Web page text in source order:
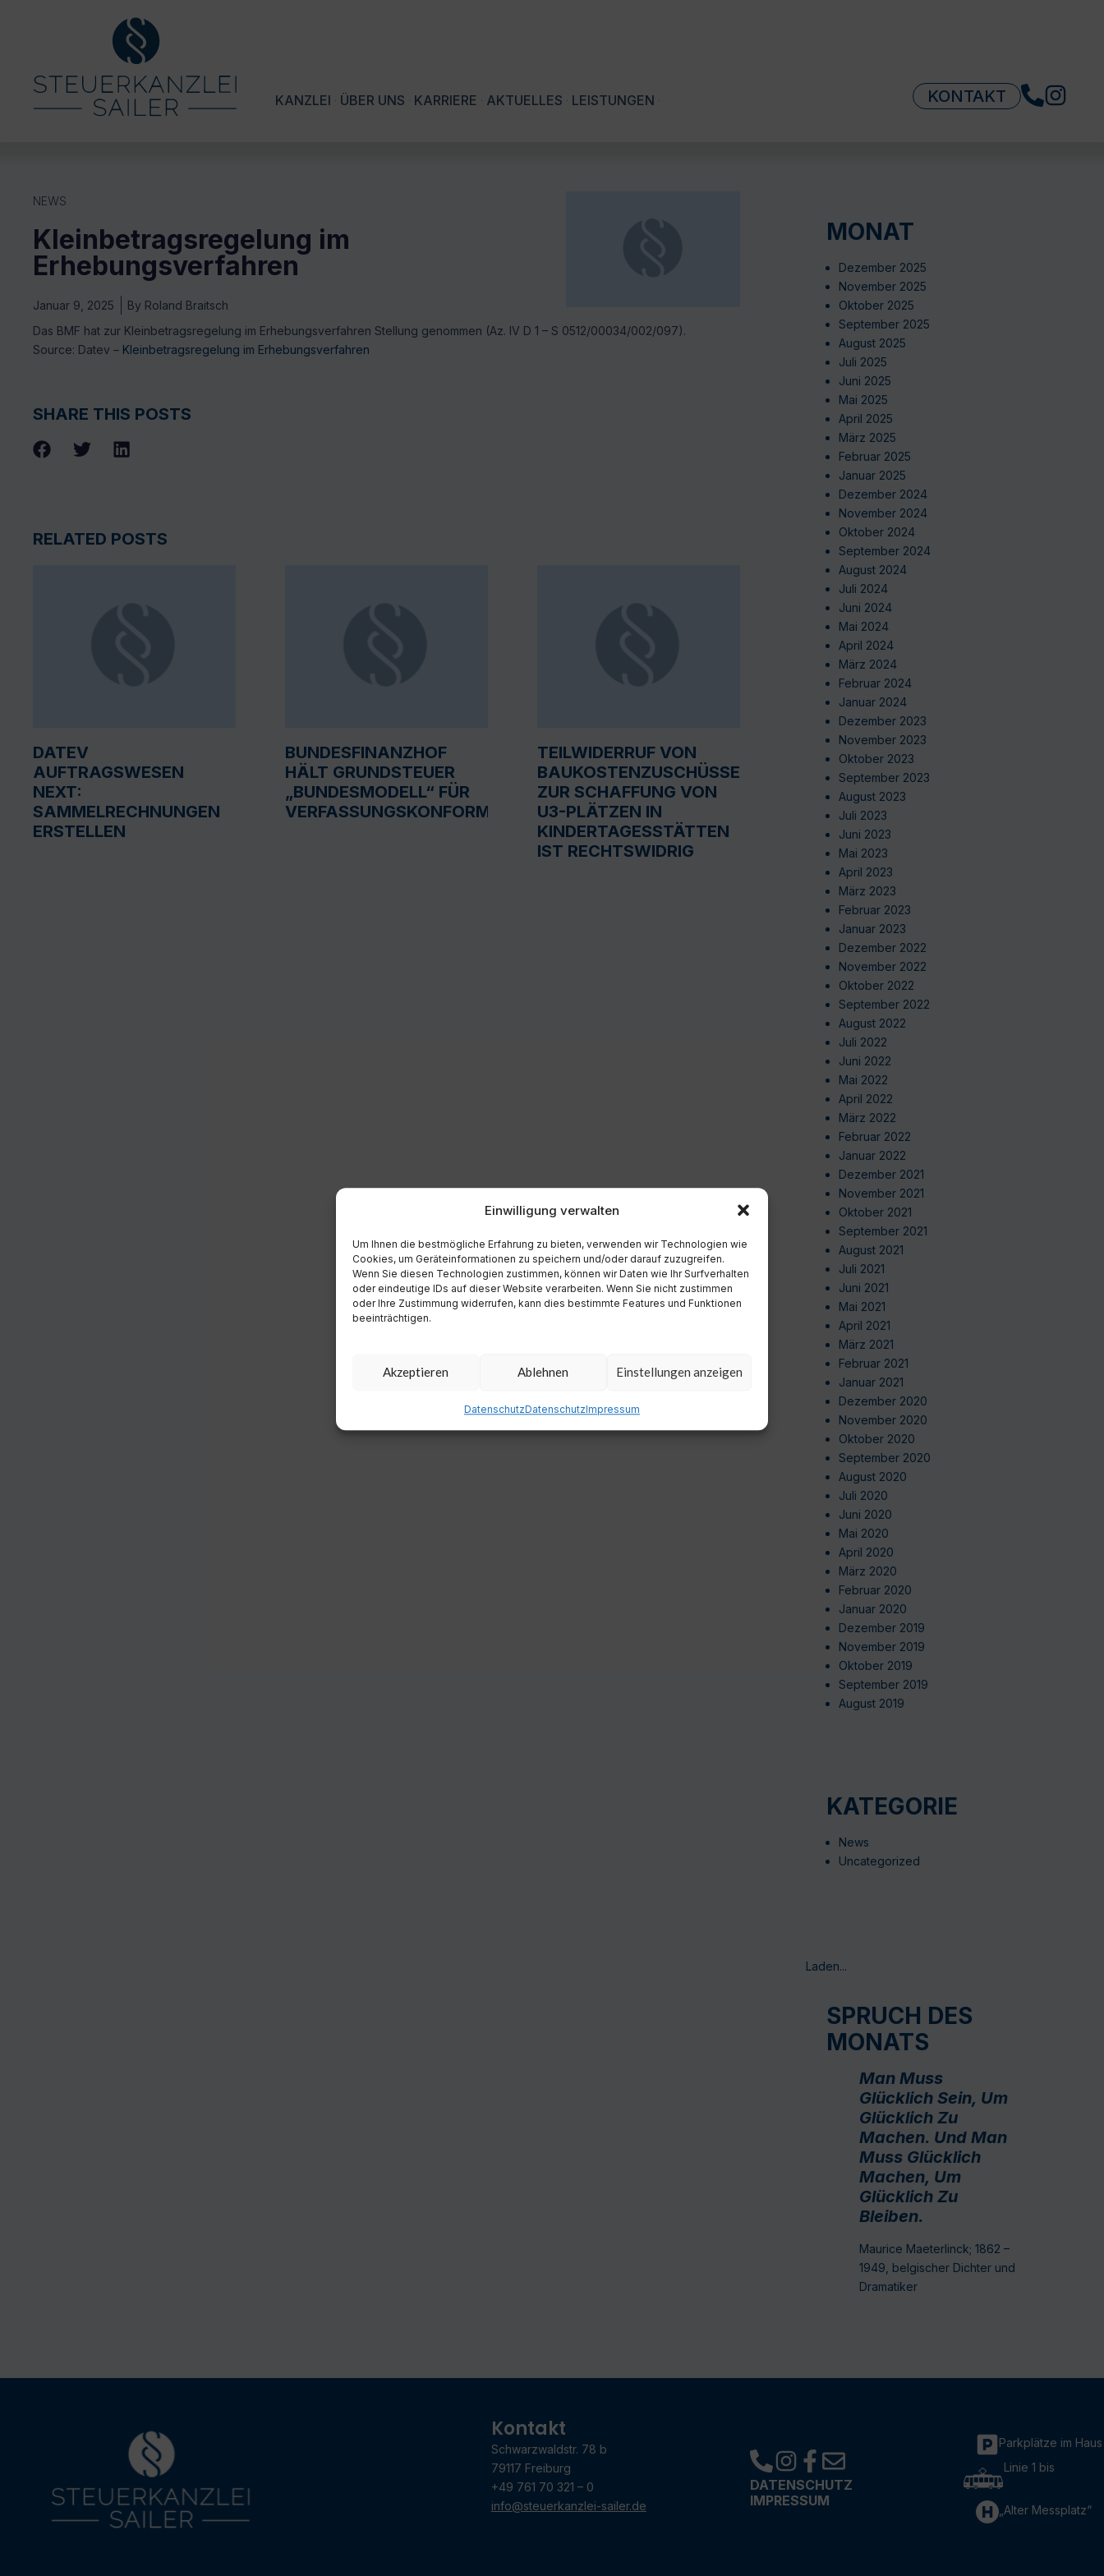
Einwilligung verwalten
Um Ihnen die bestmögliche Erfahrung zu bieten, verwenden wir Technologien wie
Cookies, um Geräteinformationen zu speichern und/oder darauf zuzugreifen.
Wenn Sie diesen Technologien zustimmen, können wir Daten wie Ihr Surfverhalten
oder eindeutige IDs auf dieser Website verarbeiten. Wenn Sie nicht zustimmen
oder Ihre Zustimmung widerrufen, kann dies bestimmte Features und Funktionen
beeinträchtigen.
Akzeptieren Ablehnen Einstellungen anzeigen
DatenschutzDatenschutzImpressum
KANZLEI ÜBER UNS KARRIERE AKTUELLES LEISTUNGEN KONTAKT
NEWS
Kleinbetragsregelung im
Erhebungsverfahren
Januar 9, 2025 By Roland Braitsch
Das BMF hat zur Kleinbetragsregelung im Erhebungsverfahren Stellung genommen (Az. IV D 1 – S 0512/00034/002/097).
Source: Datev – Kleinbetragsregelung im Erhebungsverfahren
SHARE THIS POSTS
RELATED POSTS
DATEV
AUFTRAGSWESEN
NEXT:
SAMMELRECHNUNGEN
ERSTELLEN
BUNDESFINANZHOF
HÄLT GRUNDSTEUER
„BUNDESMODELL“ FÜR
VERFASSUNGSKONFORM
TEILWIDERRUF VON
BAUKOSTENZUSCHÜSSEN
ZUR SCHAFFUNG VON
U3-PLÄTZEN IN
KINDERTAGESSTÄTTEN
IST RECHTSWIDRIG
MONAT
Dezember 2025
November 2025
Oktober 2025
September 2025
August 2025
Juli 2025
Juni 2025
Mai 2025
April 2025
März 2025
Februar 2025
Januar 2025
Dezember 2024
November 2024
Oktober 2024
September 2024
August 2024
Juli 2024
Juni 2024
Mai 2024
April 2024
März 2024
Februar 2024
Januar 2024
Dezember 2023
November 2023
Oktober 2023
September 2023
August 2023
Juli 2023
Juni 2023
Mai 2023
April 2023
März 2023
Februar 2023
Januar 2023
Dezember 2022
November 2022
Oktober 2022
September 2022
August 2022
Juli 2022
Juni 2022
Mai 2022
April 2022
März 2022
Februar 2022
Januar 2022
Dezember 2021
November 2021
Oktober 2021
September 2021
August 2021
Juli 2021
Juni 2021
Mai 2021
April 2021
März 2021
Februar 2021
Januar 2021
Dezember 2020
November 2020
Oktober 2020
September 2020
August 2020
Juli 2020
Juni 2020
Mai 2020
April 2020
März 2020
Februar 2020
Januar 2020
Dezember 2019
November 2019
Oktober 2019
September 2019
August 2019
KATEGORIE
News
Uncategorized
Laden...
SPRUCH DES
MONATS
Man Muss
Glücklich Sein, Um
Glücklich Zu
Machen. Und Man
Muss Glücklich
Machen, Um
Glücklich Zu
Bleiben.
Maurice Maeterlinck; 1862 –
1949, belgischer Dichter und
Dramatiker
Kontakt
Schwarzwaldstr. 78 b
79117 Freiburg
+49 761 70 321 – 0
info@steuerkanzlei-sailer.de
DATENSCHUTZ
IMPRESSUM
Parkplätze im Haus
Linie 1 bis
„Alter Messplatz“